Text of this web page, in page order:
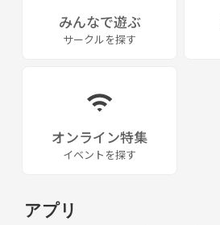
みんなで遊ぶ
サークルを探す
オンライン特集
イベントを探す
アプリ